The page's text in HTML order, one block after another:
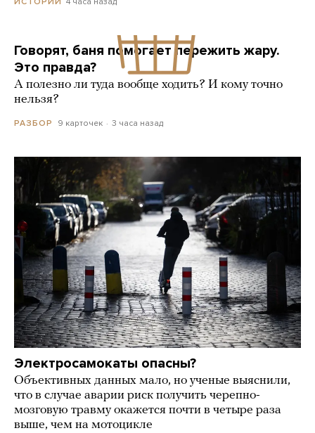
Говорят, баня помогает пережить жару.
Это правда?
А полезно ли туда вообще ходить? И кому точно
нельзя?
РАЗБОР 9 карточек 3 часа назад
Электросамокаты опасны?
Объективных данных мало, но ученые выяснили,
что в случае аварии риск получить черепно-
мозговую травму окажется почти в четыре раза
выше, чем на мотоцикле